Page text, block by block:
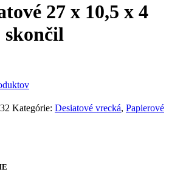
27 x 10,5 x 4
skončil
Kategórie: Desiatové vrecká, Papierové